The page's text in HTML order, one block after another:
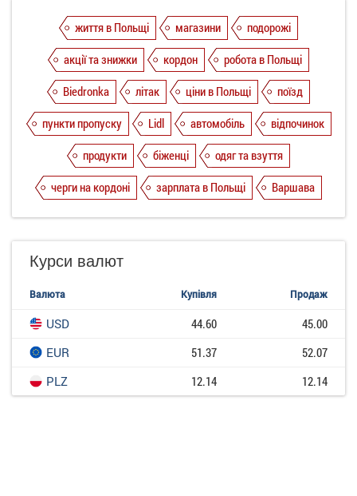
життя в Польщі магазини
подорожі
акції та знижки
кордон
робота в Польщі
Biedronka
літак ціни в Польщі
поїзд
пункти пропуску
Lidl автомобіль
відпочинок
продукти
біженці
одяг та взуття
черги на кордоні
зарплата в Польщі Варшава
Курси валют
Валюта Купівля Продаж
USD 44.60
45.00
EUR
51.37
52.07
PLZ
12.14 12.14